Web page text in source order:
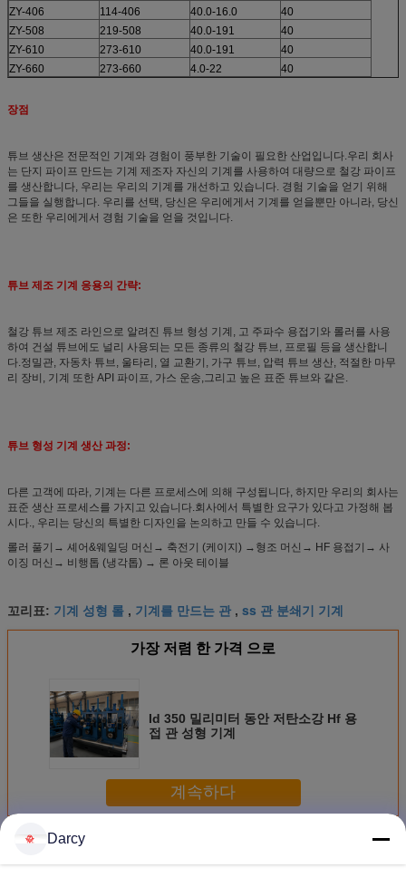
ZY-406
114-406 40.0-16.0
40
ZY-508
219-508 40.0-191
40
ZY-610
273-610 40.0-191
40
ZY-660
273-660 4.0-22 40
장점
튜브 생산은 전문적인 기계와 경험이 풍부한 기술이 필요한 산업입니다.우리 회사
는 단지 파이프 만드는 기계 제조자 자신의 기계를 사용하여 대량으로 철강 파이프
를 생산합니다, 우리는 우리의 기계를 개선하고 있습니다. 경험 기술을 얻기 위해
그들을 실행합니다. 우리를 선택, 당신은 우리에게서 기계를 얻을뿐만 아니라, 당신
은 또한 우리에게서 경험 기술을 얻을 것입니다.
튜브 제조 기계 응용의 간략:
철강 튜브 제조 라인으로 알려진 튜브 형성 기계, 고 주파수 용접기와 롤러를 사용
하여 건설 튜브에도 널리 사용되는 모든 종류의 철강 튜브, 프로필 등을 생산합니
다.정밀관, 자동차 튜브, 울타리, 열 교환기, 가구 튜브, 압력 튜브 생산, 적절한 마무
리 장비, 기계 또한 API 파이프, 가스 운송,그리고 높은 표준 튜브와 같은.
튜브 형성 기계 생산 과정:
다른 고객에 따라, 기계는 다른 프로세스에 의해 구성됩니다, 하지만 우리의 회사는
표준 생산 프로세스를 가지고 있습니다.회사에서 특별한 요구가 있다고 가정해 봅
시다., 우리는 당신의 특별한 디자인을 논의하고 만들 수 있습니다.
롤러 풀기→ 셰어&웨일딩 머신→ 축전기 (케이지) →형조 머신→ HF 용접기→ 사
이징 머신→ 비행톱 (냉각톱) → 론 아웃 테이블
꼬리표: 기계 성형 롤 , 기계를 만드는 관 , ss 관 분쇄기 기계
가장 저렴 한 가격 으로
Id 350 밀리미터 동안 저탄소강 Hf 용
접 관 성형 기계
계속하다
더 많은 것튜브 포밍 기계
Darcy